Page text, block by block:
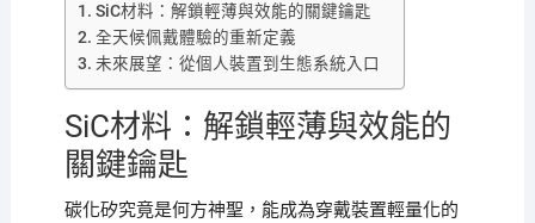
SiC材料：解鎖輕薄與效能的關鍵鑰匙
全天候佩戴體驗的重新定義
未來展望：從個人裝置到生態系統入口
SiC材料：解鎖輕薄與效能的
關鍵鑰匙
碳化矽究竟是何方神聖，能成為穿戴裝置輕量化的